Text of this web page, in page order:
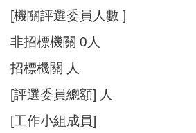
[機關評選委員人數 ]
非招標機關 0人
招標機關 人
[評選委員總額] 人
[工作小組成員]